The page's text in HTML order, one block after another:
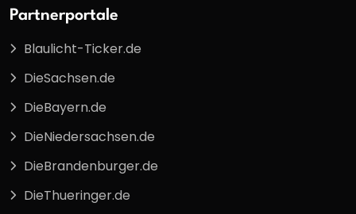
Partnerportale
Blaulicht-Ticker.de
DieSachsen.de
DieBayern.de
DieNiedersachsen.de
DieBrandenburger.de
DieThueringer.de